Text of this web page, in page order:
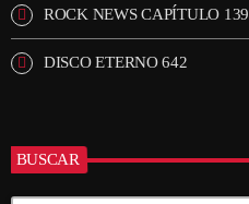
ROCK NEWS CAPÍTULO 139
DISCO ETERNO 642
BUSCAR